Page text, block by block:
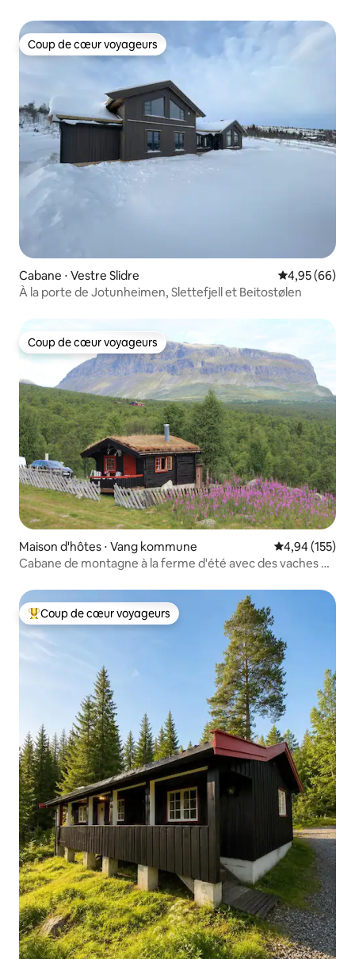
Coup de cœur voyageurs
Coup de cœur voyageurs
Cabane ⋅ Vestre Slidre Évaluation
4,95 (66)
À la porte de Jotunheimen, Slettefjell et Beitostølen
Coup de cœur voyageurs
Coup de cœur voyageurs
Maison d'hôtes ⋅ Vang kommune Évaluation
4,94 (155)
Cabane de montagne à la ferme d'été avec des vaches et
Coups de cœur voyageurs les plus appréciés
Coup de cœur voyageurs